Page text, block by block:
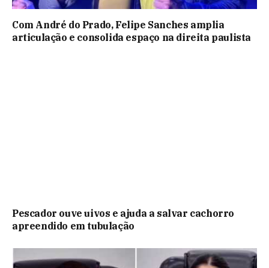
Com André do Prado, Felipe Sanches amplia
articulação e consolida espaço na direita paulista
Pescador ouve uivos e ajuda a salvar cachorro
apreendido em tubulação